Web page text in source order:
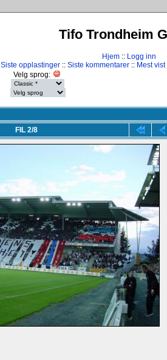
Tifo Trondheim
Hjem:: Logg inn
Siste opplastinger :: Siste kommentarer :: Mest vist
Velg sprog:
FIL 2/8